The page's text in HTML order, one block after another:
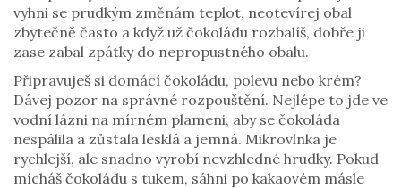
vyhni se prudkým změnám teplot, neotevírej obal
zbytečně často a když už čokoládu rozbalíš, dobře ji
zase zabal zpátky do nepropustného obalu.
Připravuješ si domácí čokoládu, polevu nebo krém?
Dávej pozor na správné rozpouštění. Nejlépe to jde ve
vodní lázni na mírném plameni, aby se čokoláda
nespálila a zůstala lesklá a jemná. Mikrovlnka je
rychlejší, ale snadno vyrobí nevzhledné hrudky. Pokud
mícháš čokoládu s tukem, sáhni po kakaovém másle